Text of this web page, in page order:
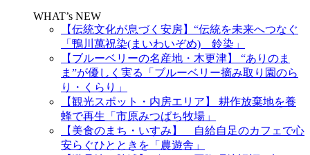
WHAT’s NEW
【伝統文化が息づく安房】“伝統を未来へつなぐ
「鴨川萬祝染(まいわいぞめ) 鈴染」
【ブルーベリーの名産地・木更津】 “ありのま
ま”が優しく実る「ブルーベリー摘み取り園のら
り・くらり」
【観光スポット・内房エリア】 耕作放棄地を養
蜂で再生「市原みつばち牧場」
【美食のまち・いすみ】 自給自足のカフェで心
安らぐひとときを「農遊舎」